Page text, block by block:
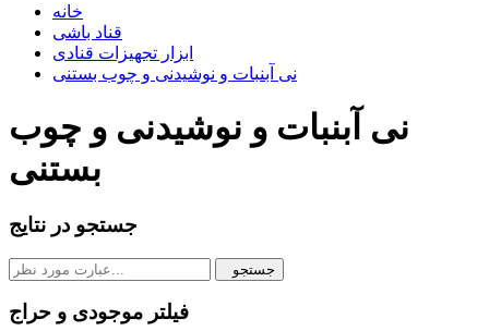
خانه
قناد باشی
ابزار تجهیزات قنادی
نی آبنبات و نوشیدنی و چوب بستنی
نی آبنبات و نوشیدنی و چوب
بستنی
جستجو در نتایج
جستجو
فیلتر موجودی و حراج